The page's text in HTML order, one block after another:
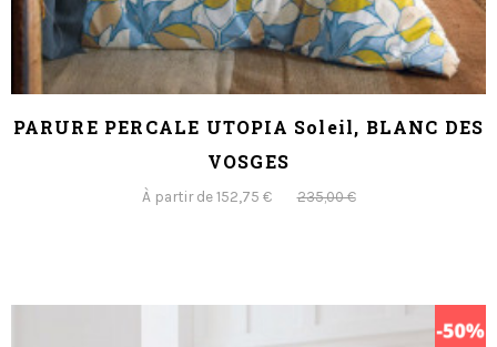
PARURE PERCALE UTOPIA Soleil, BLANC DES
VOSGES
À partir de 152,75 € 235,00 €